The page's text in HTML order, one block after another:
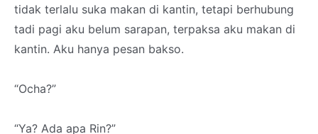
tidak terlalu suka makan di kantin, tetapi berhubung
tadi pagi aku belum sarapan, terpaksa aku makan di
kantin. Aku hanya pesan bakso.
“Ocha?”
“Ya? Ada apa Rin?”